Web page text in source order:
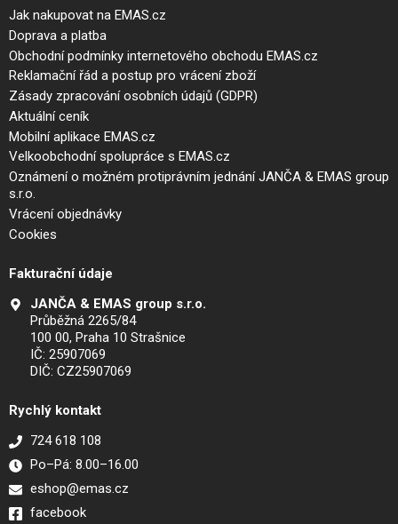
Jak nakupovat na EMAS.cz
Doprava a platba
Obchodní podmínky internetového obchodu EMAS.cz
Reklamační řád a postup pro vrácení zboží
Zásady zpracování osobních údajů (GDPR)
Aktuální ceník
Mobilní aplikace EMAS.cz
Velkoobchodní spolupráce s EMAS.cz
Oznámení o možném protiprávním jednání JANČA & EMAS group
s.r.o.
Vrácení objednávky
Cookies
Fakturační údaje
JANČA & EMAS group s.r.o.
Průběžná 2265/84
100 00, Praha 10 Strašnice
IČ: 25907069
DIČ: CZ25907069
Rychlý kontakt
724 618 108
Po–Pá: 8.00–16.00
eshop@emas.cz
facebook